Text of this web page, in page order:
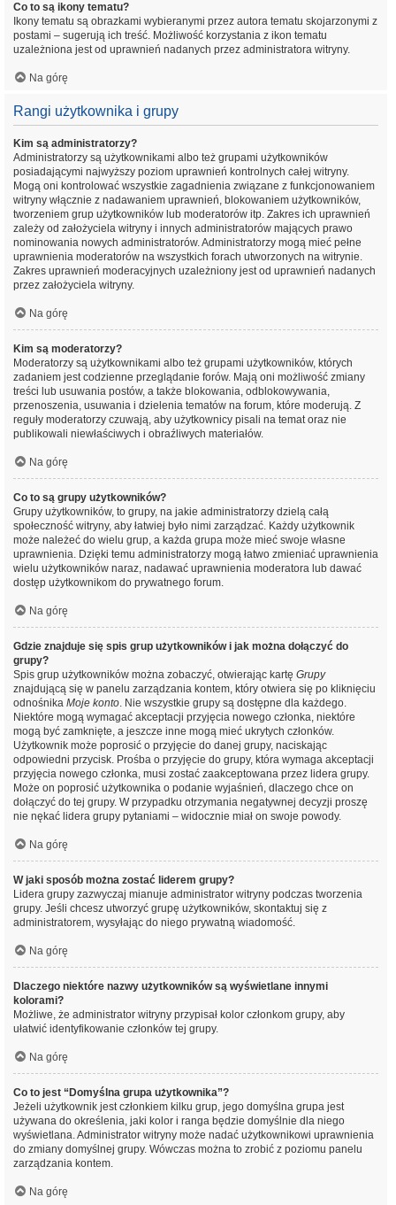
Co to są ikony tematu?
Ikony tematu są obrazkami wybieranymi przez autora tematu skojarzonymi z
postami – sugerują ich treść. Możliwość korzystania z ikon tematu
uzależniona jest od uprawnień nadanych przez administratora witryny.
Na górę
Rangi użytkownika i grupy
Kim są administratorzy?
Administratorzy są użytkownikami albo też grupami użytkowników
posiadającymi najwyższy poziom uprawnień kontrolnych całej witryny.
Mogą oni kontrolować wszystkie zagadnienia związane z funkcjonowaniem
witryny włącznie z nadawaniem uprawnień, blokowaniem użytkowników,
tworzeniem grup użytkowników lub moderatorów itp. Zakres ich uprawnień
zależy od założyciela witryny i innych administratorów mających prawo
nominowania nowych administratorów. Administratorzy mogą mieć pełne
uprawnienia moderatorów na wszystkich forach utworzonych na witrynie.
Zakres uprawnień moderacyjnych uzależniony jest od uprawnień nadanych
przez założyciela witryny.
Na górę
Kim są moderatorzy?
Moderatorzy są użytkownikami albo też grupami użytkowników, których
zadaniem jest codzienne przeglądanie forów. Mają oni możliwość zmiany
treści lub usuwania postów, a także blokowania, odblokowywania,
przenoszenia, usuwania i dzielenia tematów na forum, które moderują. Z
reguły moderatorzy czuwają, aby użytkownicy pisali na temat oraz nie
publikowali niewłaściwych i obraźliwych materiałów.
Na górę
Co to są grupy użytkowników?
Grupy użytkowników, to grupy, na jakie administratorzy dzielą całą
społeczność witryny, aby łatwiej było nimi zarządzać. Każdy użytkownik
może należeć do wielu grup, a każda grupa może mieć swoje własne
uprawnienia. Dzięki temu administratorzy mogą łatwo zmieniać uprawnienia
wielu użytkowników naraz, nadawać uprawnienia moderatora lub dawać
dostęp użytkownikom do prywatnego forum.
Na górę
Gdzie znajduje się spis grup użytkowników i jak można dołączyć do
grupy?
Spis grup użytkowników można zobaczyć, otwierając kartę Grupy
znajdującą się w panelu zarządzania kontem, który otwiera się po kliknięciu
odnośnika Moje konto. Nie wszystkie grupy są dostępne dla każdego.
Niektóre mogą wymagać akceptacji przyjęcia nowego członka, niektóre
mogą być zamknięte, a jeszcze inne mogą mieć ukrytych członków.
Użytkownik może poprosić o przyjęcie do danej grupy, naciskając
odpowiedni przycisk. Prośba o przyjęcie do grupy, która wymaga akceptacji
przyjęcia nowego członka, musi zostać zaakceptowana przez lidera grupy.
Może on poprosić użytkownika o podanie wyjaśnień, dlaczego chce on
dołączyć do tej grupy. W przypadku otrzymania negatywnej decyzji proszę
nie nękać lidera grupy pytaniami – widocznie miał on swoje powody.
Na górę
W jaki sposób można zostać liderem grupy?
Lidera grupy zazwyczaj mianuje administrator witryny podczas tworzenia
grupy. Jeśli chcesz utworzyć grupę użytkowników, skontaktuj się z
administratorem, wysyłając do niego prywatną wiadomość.
Na górę
Dlaczego niektóre nazwy użytkowników są wyświetlane innymi
kolorami?
Możliwe, że administrator witryny przypisał kolor członkom grupy, aby
ułatwić identyfikowanie członków tej grupy.
Na górę
Co to jest “Domyślna grupa użytkownika”?
Jeżeli użytkownik jest członkiem kilku grup, jego domyślna grupa jest
używana do określenia, jaki kolor i ranga będzie domyślnie dla niego
wyświetlana. Administrator witryny może nadać użytkownikowi uprawnienia
do zmiany domyślnej grupy. Wówczas można to zrobić z poziomu panelu
zarządzania kontem.
Na górę